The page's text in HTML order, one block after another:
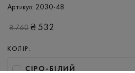
Артикул: 2030-48
₴760 ₴ 532
КОЛІР:
СІРО-БІЛИЙ